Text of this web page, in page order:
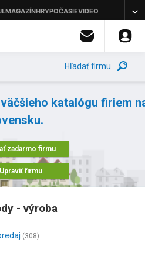
Hľadať firmu
katalógu firiem
zadarmo firmu
Upraviť firmu
- výroba
(308)